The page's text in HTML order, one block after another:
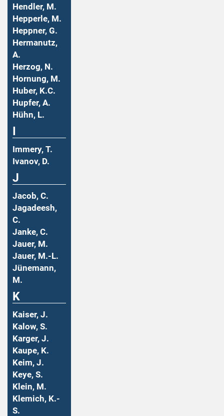
Hendler, M.
Hepperle, M.
Heppner, G.
Hermanutz,
A.
Herzog, N.
Hornung, M.
Huber, K.C.
Hupfer, A.
Hühn, L.
Immery, T.
Ivanov, D.
J
Jacob, C.
Jagadeesh,
C.
Janke, C.
Jauer, M.
Jauer, M.-L.
Jünemann,
M.
K
Kaiser, J.
Kalow, S.
Karger, J.
Kaupe, K.
Keim, J.
Keye, S.
Klein, M.
Klemich, K.-
S.